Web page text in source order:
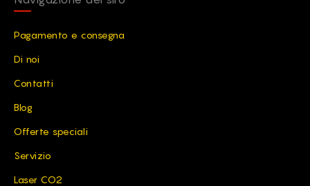
Pagamento e consegna
Di noi
Contatti
Blog
Offerte speciali
Servizio
Laser CO2